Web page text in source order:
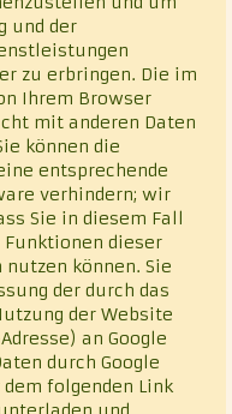
und der
zu erbringen. Die im
Ihrem Browser
mit anderen Daten
können die
entsprechende
verhindern; wir
Sie in diesem Fall
dieser
können. Sie
der durch das
der Website
an Google
durch Google
folgenden Link